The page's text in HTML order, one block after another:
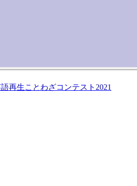
再生ことわざコンテスト2021